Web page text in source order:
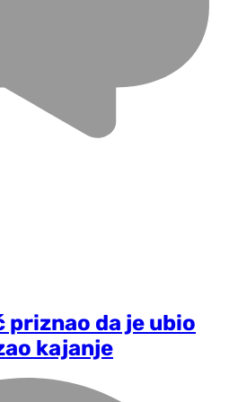
da je ubio
kajanje